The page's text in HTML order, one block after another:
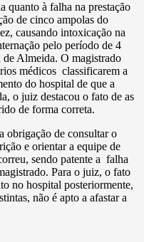
quanto à falha na prestação
de cinco ampolas do
causando intoxicação na
pelo período de 4
Almeida. O magistrado
médicos classificarem a
do hospital de que a
o juiz destacou o fato de as
de forma correta.
obrigação de consultar o
e orientar a equipe de
sendo patente a falha
Para o juiz, o fato
no hospital posteriormente,
não é apto a afastar a